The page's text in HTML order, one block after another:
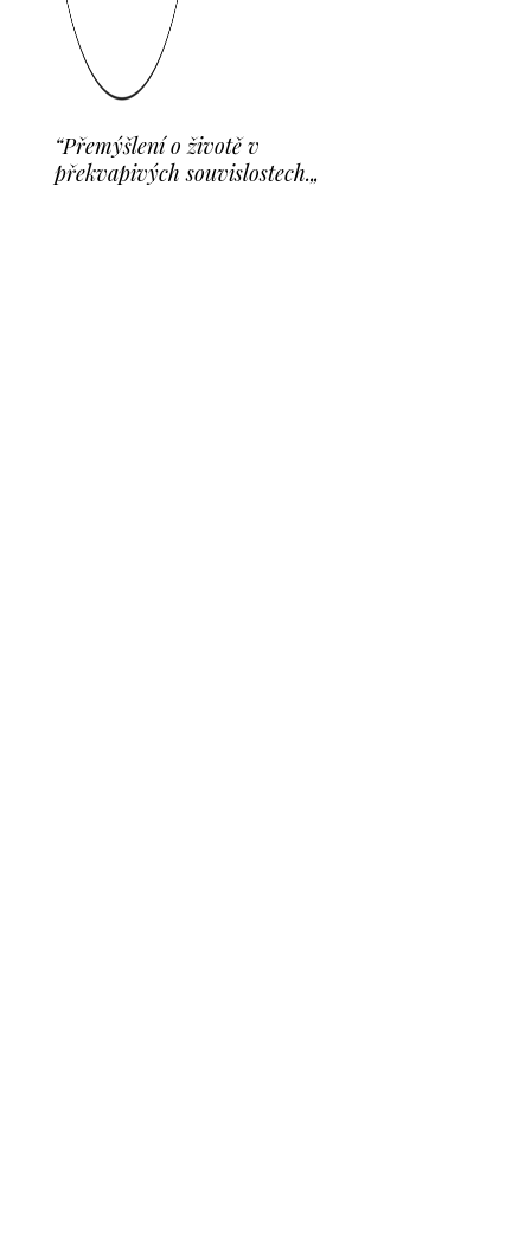
“Přemýšlení o životě v
překvapivých souvislostech.„